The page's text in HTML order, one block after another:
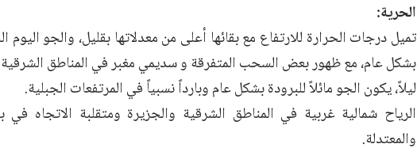
الحرية:
تميل درجات الحرارة للارتفاع مع بقائها أعلى من معدلاتها بقليل، والجو
بشكل عام، مع ظهور بعض السحب المتفرقة و سديمي مغبر في المناطق الشرقية
ليلاً، يكون الجو مائلاً للبرودة بشكل عام وبارداً نسبياً في المرتفعات الجبلية.
الرياح شمالية غربية في المناطق الشرقية والجزيرة ومتقلبة الاتجاه في
والمعتدلة.